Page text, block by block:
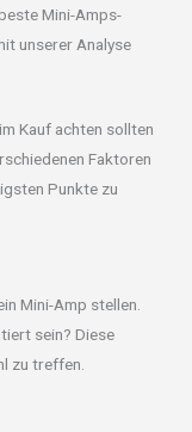
Mini-Amps-
unserer Analyse
Kauf achten sollten
Faktoren
Punkte zu
Mini-Amp stellen.
sein? Diese
zu treffen.